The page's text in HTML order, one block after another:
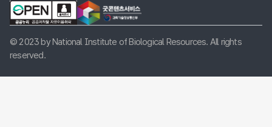
© 2023 by National Institute of Biological Resources. All rights
reserved.